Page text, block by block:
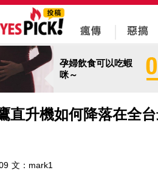
孕婦飲食可以吃蝦
咪～
直升機如何降落在全
文： mark1